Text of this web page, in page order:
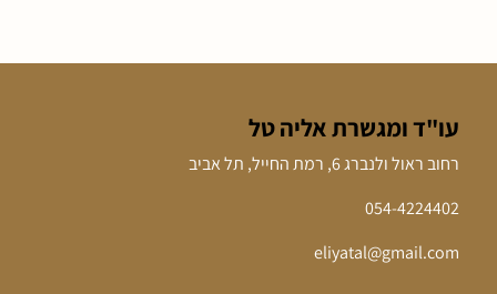
עו"ד ומגשרת אליה טל
רחוב ראול ולנברג 6, רמת החייל, תל אביב
054-4224402
eliyatal@gmail.com